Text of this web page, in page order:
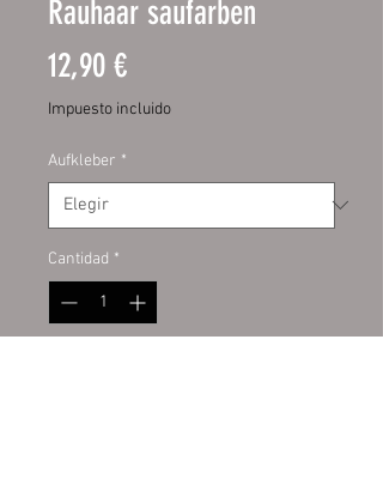
Rauhaar saufarben
12,90 €Precio
Impuesto incluido
Aufkleber *
Cantidad *